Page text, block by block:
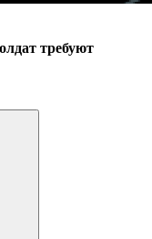
требуют